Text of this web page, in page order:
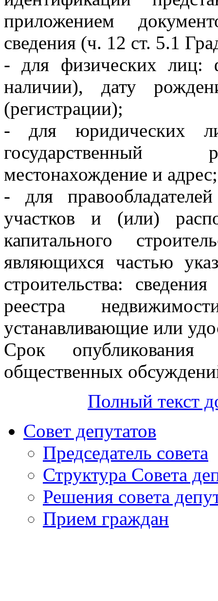
приложением
сведения (ч. 12 ст. 5.1
- для физических лиц:
наличии), дату
(регистрации);
- для юридических
государственный
местонахождение и адрес;
- для
участков и (или)
капитального
являющихся частью
строительства:
реестра
устанавливающие или
Срок опубликования
общественных
Полный текст
Совет депутатов
Председатель совета
Структура Совета
Решения совета
Прием граждан